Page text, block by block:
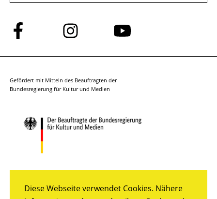
Diese Webseite verwendet Cookies. Nähere
Folge
uns
auf
Folge
uns
auf
Folge
auf
Gefördert mit Mitteln des Beauftragten der
Bundesregierung für Kultur und Medien